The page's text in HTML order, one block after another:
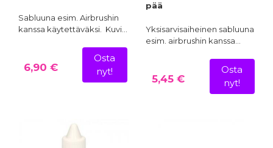
Sabluuna esim. Airbrushin
kanssa käytettäväksi. Kuvi…
6,90 €
Osta
nyt!
pää
Yksisarvisaiheinen sabluuna
esim. airbrushin kanssa…
5,45 €
Osta
nyt!